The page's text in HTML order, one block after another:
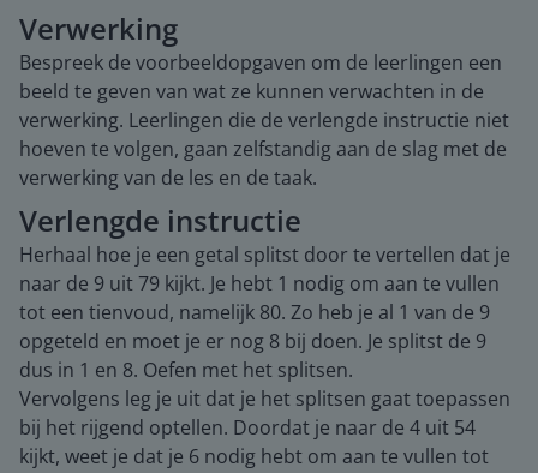
Verwerking
Bespreek de voorbeeldopgaven om de leerlingen een
beeld te geven van wat ze kunnen verwachten in de
verwerking. Leerlingen die de verlengde instructie niet
hoeven te volgen, gaan zelfstandig aan de slag met de
verwerking van de les en de taak.
Verlengde instructie
Herhaal hoe je een getal splitst door te vertellen dat je
naar de 9 uit 79 kijkt. Je hebt 1 nodig om aan te vullen
tot een tienvoud, namelijk 80. Zo heb je al 1 van de 9
opgeteld en moet je er nog 8 bij doen. Je splitst de 9
dus in 1 en 8. Oefen met het splitsen.
Vervolgens leg je uit dat je het splitsen gaat toepassen
bij het rijgend optellen. Doordat je naar de 4 uit 54
kijkt, weet je dat je 6 nodig hebt om aan te vullen tot